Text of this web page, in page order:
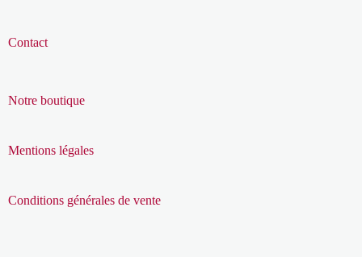
Contact
Notre boutique
Mentions légales
Conditions générales de vente